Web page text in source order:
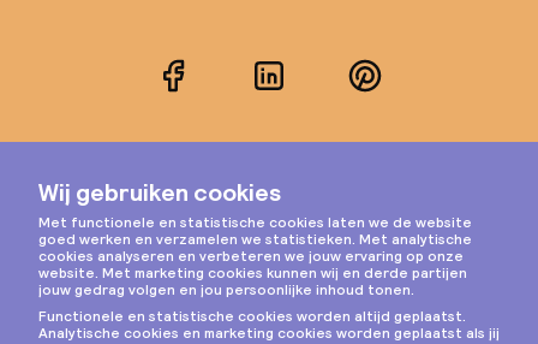
FacebookLinkedInPinterest
Instagram